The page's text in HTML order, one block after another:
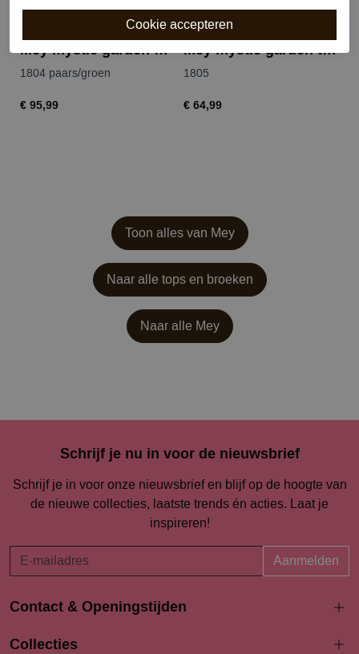
Mey mystic garden nightdress
1804 paars/groen
€ 95,99
Mey mystic garden tshirt
1805
€ 64,99
Toon alles van Mey
Naar alle tops en broeken
Naar alle Mey
Schrijf je nu in voor de nieuwsbrief
Schrijf je in voor onze nieuwsbrief en blijf op de hoogte van
de nieuwe collecties, laatste trends én acties. Laat je
inspireren!
Aanmelden
Contact & Openingstijden
Langestraat 94-96
Collecties